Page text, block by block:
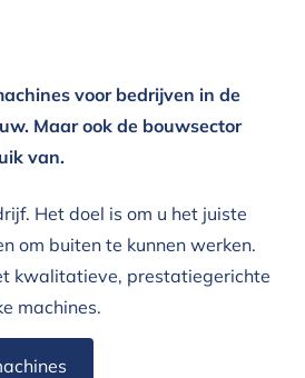
voor bedrijven in de
Maar ook de bouwsector
van.
Het doel is om u het juiste
om buiten te kunnen werken.
kwalitatieve, prestatiegerichte
machines.